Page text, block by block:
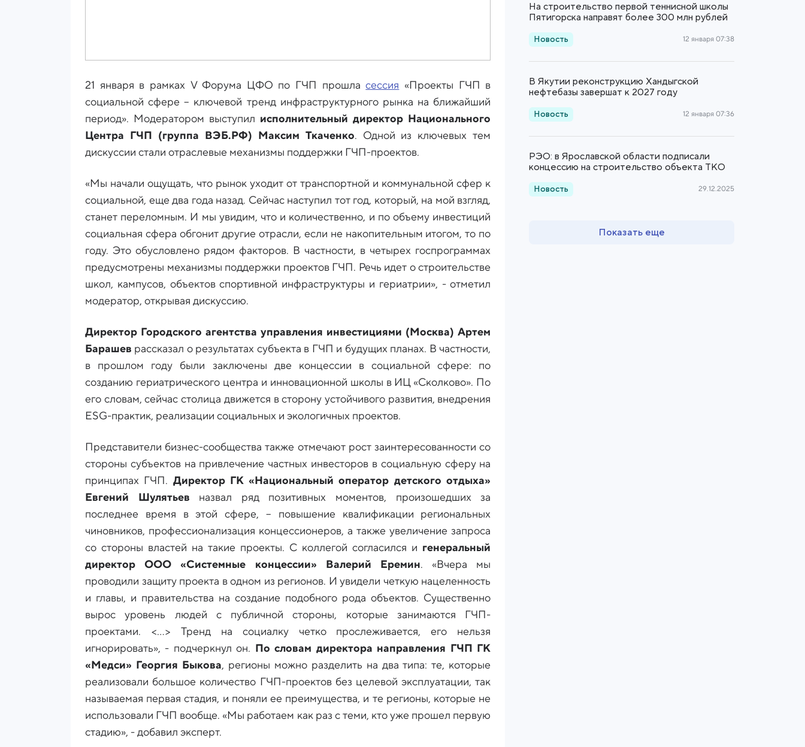
21 января в рамках V Форума ЦФО по ГЧП прошласессия «Проекты ГЧП в
социальной сфере – ключевой тренд инфраструктурного рынка на ближайший
период». Модератором выступил исполнительный директор Национального
Центра ГЧП (группа ВЭБ.РФ) Максим Ткаченко. Одной из ключевых тем
дискуссии стали отраслевые механизмы поддержки ГЧП-проектов.
«Мы начали ощущать, что рынок уходит от транспортной и коммунальной сфер к
социальной, еще два года назад. Сейчас наступил тот год, который, на мой взгляд,
станет переломным. И мы увидим, что и количественно, и по объему инвестиций
социальная сфера обгонит другие отрасли, если не накопительным итогом, то по
году. Это обусловлено рядом факторов. В частности, в четырех госпрограммах
предусмотрены механизмы поддержки проектов ГЧП. Речь идет о строительстве
школ, кампусов, объектов спортивной инфраструктуры и гериатрии», - отметил
модератор, открывая дискуссию.
Директор Городского агентства управления инвестициями (Москва) Артем
Барашев рассказал о результатах субъекта в ГЧП и будущих планах. В частности,
в прошлом году были заключены две концессии в социальной сфере: по
созданию гериатрического центра и инновационной школы в ИЦ «Сколково». По
его словам, сейчас столица движется в сторону устойчивого развития, внедрения
ESG-практик, реализации социальных и экологичных проектов.
Представители бизнес-сообщества также отмечают рост заинтересованности со
стороны субъектов на привлечение частных инвесторов в социальную сферу на
принципах ГЧП. Директор ГК «Национальный оператор детского отдыха»
Евгений Шулятьев назвал ряд позитивных моментов, произошедших за
последнее время в этой сфере, – повышение квалификации региональных
чиновников, профессионализация концессионеров, а также увеличение запроса
со стороны властей на такие проекты. С коллегой согласился и генеральный
директор ООО «Системные концессии» Валерий Еремин. «Вчера мы
проводили защиту проекта в одном из регионов. И увидели четкую нацеленность
и главы, и правительства на создание подобного рода объектов. Существенно
вырос уровень людей с публичной стороны, которые занимаются ГЧП-
проектами. <…> Тренд на социалку четко прослеживается, его нельзя
игнорировать», - подчеркнул он. По словам директора направления ГЧП ГК
«Медси» Георгия Быкова, регионы можно разделить на два типа: те, которые
реализовали большое количество ГЧП-проектов без целевой эксплуатации, так
называемая первая стадия, и поняли ее преимущества, и те регионы, которые не
использовали ГЧП вообще. «Мы работаем как раз с теми, кто уже прошел первую
стадию», - добавил эксперт.
На строительство первой теннисной школы
Пятигорска направят более 300 млн рублей
Новость 12 января 07:38
В Якутии реконструкцию Хандыгской
нефтебазы завершат к 2027 году
Новость 12 января 07:36
РЭО: в Ярославской области подписали
концессию на строительство объекта ТКО
Новость 29.12.2025
Показать еще